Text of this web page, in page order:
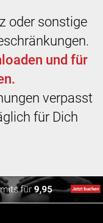
oder sonstige
und für
verpasst
für Dich